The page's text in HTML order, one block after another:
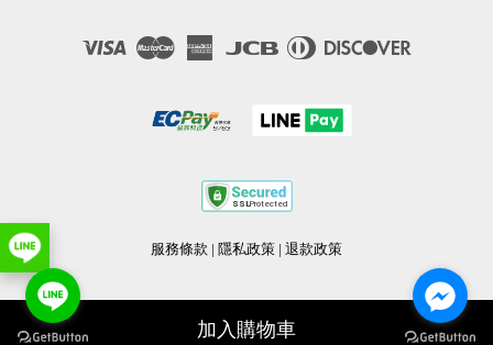
加入購物車
Visa Master
American
JCB
Diners
服務條款 | 隱私政策 | 退款政策